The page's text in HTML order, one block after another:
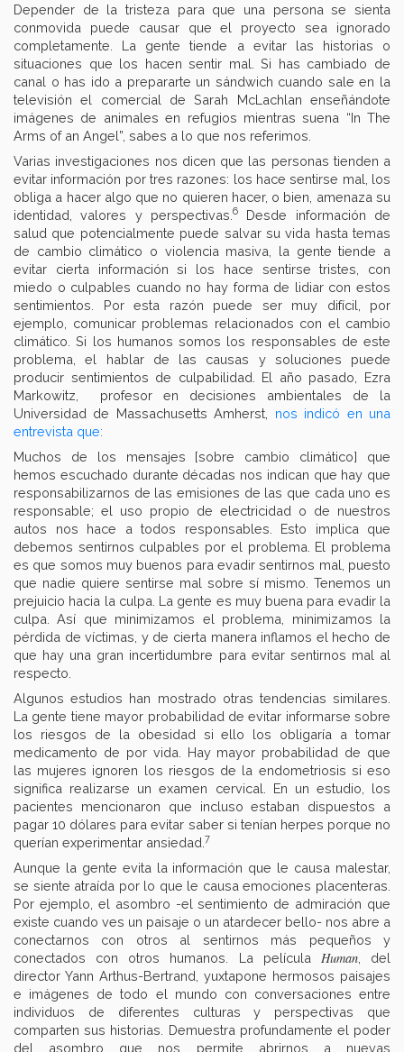
Depender de la tristeza para que una persona se sienta
conmovida puede causar que el proyecto sea ignorado
completamente. La gente tiende a evitar las historias o
situaciones que los hacen sentir mal. Si has cambiado de
canal o has ido a prepararte un sándwich cuando sale en la
televisión el comercial de Sarah McLachlan enseñándote
imágenes de animales en refugios mientras suena “In The
Arms of an Angel”, sabes a lo que nos referimos.
Varias investigaciones nos dicen que las personas tienden a
evitar información por tres razones: los hace sentirse mal, los
obliga a hacer algo que no quieren hacer, o bien, amenaza su
identidad, valores y perspectivas. 6
Desde información de
salud que potencialmente puede salvar su vida hasta temas
de cambio climático o violencia masiva, la gente tiende a
evitar cierta información si los hace sentirse tristes, con
miedo o culpables cuando no hay forma de lidiar con estos
sentimientos. Por esta razón puede ser muy difícil, por
ejemplo, comunicar problemas relacionados con el cambio
climático. Si los humanos somos los responsables de este
problema, el hablar de las causas y soluciones puede
producir sentimientos de culpabilidad. El año pasado, Ezra
Markowitz, profesor en decisiones ambientales de la
Universidad de Massachusetts Amherst, nos indicó en una
entrevista que:
Muchos de los mensajes [sobre cambio climático] que
hemos escuchado durante décadas nos indican que hay que
responsabilizarnos de las emisiones de las que cada uno es
responsable; el uso propio de electricidad o de nuestros
autos nos hace a todos responsables. Esto implica que
debemos sentirnos culpables por el problema. El problema
es que somos muy buenos para evadir sentirnos mal, puesto
que nadie quiere sentirse mal sobre sí mismo. Tenemos un
prejuicio hacia la culpa. La gente es muy buena para evadir la
culpa. Así que minimizamos el problema, minimizamos la
pérdida de víctimas, y de cierta manera inflamos el hecho de
que hay una gran incertidumbre para evitar sentirnos mal al
respecto.
Algunos estudios han mostrado otras tendencias similares.
La gente tiene mayor probabilidad de evitar informarse sobre
los riesgos de la obesidad si ello los obligaría a tomar
medicamento de por vida. Hay mayor probabilidad de que
las mujeres ignoren los riesgos de la endometriosis si eso
significa realizarse un examen cervical. En un estudio, los
pacientes mencionaron que incluso estaban dispuestos a
pagar 10 dólares para evitar saber si tenían herpes porque no
querían experimentar ansiedad. 7
Aunque la gente evita la información que le causa malestar,
se siente atraída por lo que le causa emociones placenteras.
Por ejemplo, el asombro -el sentimiento de admiración que
existe cuando ves un paisaje o un atardecer bello- nos abre a
conectarnos con otros al sentirnos más pequeños y
conectados con otros humanos. La película Human, del
director Yann Arthus-Bertrand, yuxtapone hermosos paisajes
e imágenes de todo el mundo con conversaciones entre
individuos de diferentes culturas y perspectivas que
comparten sus historias. Demuestra profundamente el poder
del asombro que nos permite abrirnos a nuevas